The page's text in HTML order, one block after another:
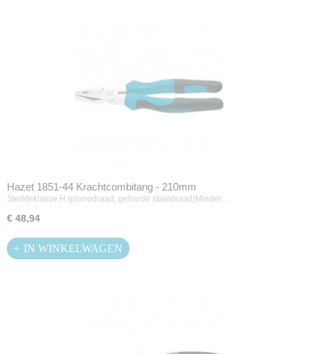
Hazet 1851-44 Krachtcombitang - 210mm
Sterkteklasse H (pianodraad, geharde staaldraad)Minder…
€ 48,94
IN WINKELWAGEN